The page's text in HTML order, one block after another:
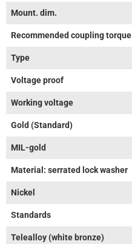
Mount. dim.
Recommended coupling torque
Type
Voltage proof
Working voltage
Gold (Standard)
MIL-gold
Material: serrated lock washer
Nickel
Standards
Telealloy (white bronze)